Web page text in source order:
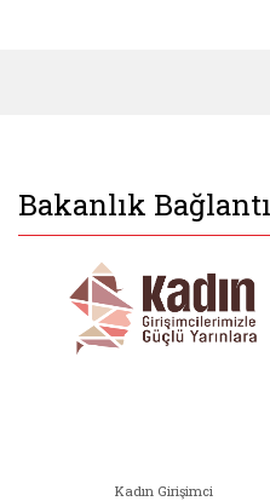
Bakanlık
Kadın Girişimci